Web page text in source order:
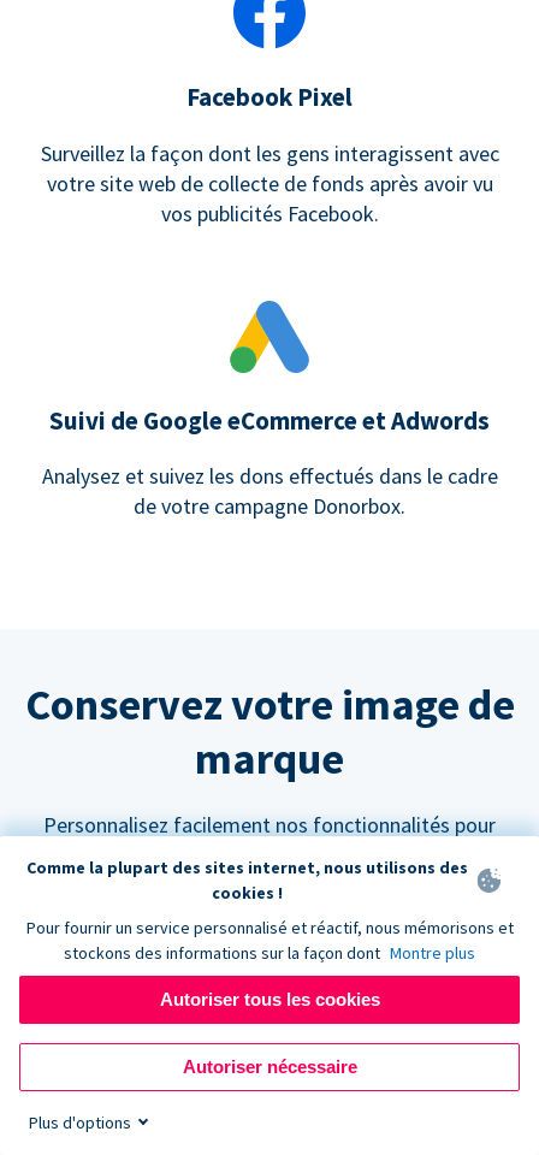
Facebook Pixel
Surveillez la façon dont les gens interagissent avec
votre site web de collecte de fonds après avoir vu
vos publicités Facebook.
Suivi de Google eCommerce et Adwords
Analysez et suivez les dons effectués dans le cadre
de votre campagne Donorbox.
Conservez votre image de
marque
Personnalisez facilement nos fonctionnalités pour
qu'elles s'intègrent parfaitement à votre site web.
Personnalisez vos couleurs
Les formulaires de don Donorbox peuvent être
paramétrés pour s'adapter à n'importe quelle palette
de couleurs afin de s'harmoniser avec l'aspect et la
Comme la plupart des sites internet, nous utilisons des
cookies !
Pour fournir un service personnalisé et réactif, nous mémorisons et
stockons des informations sur la façon dont Montre plus
Autoriser tous les cookies
Autoriser nécessaire
Plus d'options